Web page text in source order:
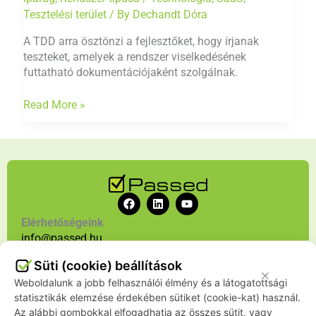
Tesztelési terület/ By Dechandt Dóra
A TDD arra ösztönzi a fejlesztőket, hogy írjanak
teszteket, amelyek a rendszer viselkedésének
futtatható dokumentációjaként szolgálnak.
Read More »
F
a
c
b
o
L
i
n
e
i
n
Y
o
u
u
Elérhetőségeink
info@passed.hu
Kapcsolat
Szolgáltatásaink Rólunk Blog Karrier Hírlevél
Süti (cookie) beállítások
Weboldalunk a jobb felhasználói élmény és a látogatottsági
statisztikák elemzése érdekében sütiket (cookie-kat) használ.
Az alábbi gombokkal elfogadhatja az összes sütit, vagy